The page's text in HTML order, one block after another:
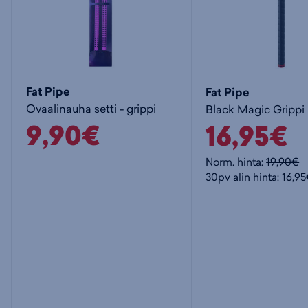
Fat Pipe
Ovaalinauha setti - grippi
9,90€
Fat Pipe
Black Magic Grippi
16,95€
Norm. hinta:19,90€
30pv alin hinta: